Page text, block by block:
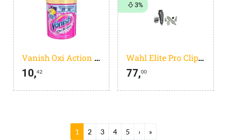
Vanish Oxi Action Wasbooster Poeder - Vlekverwijderaar Voor Gekleurde Was - 940g
10,42
Wahl Elite Pro Clipper + Wahl Triple Head neustrimmer
77,00
3%
Huidige pagina
1 Pagina
2 Pagina
3 Pagina
4 Pagina
5 Volgende pagina
› Laatste pagina
»